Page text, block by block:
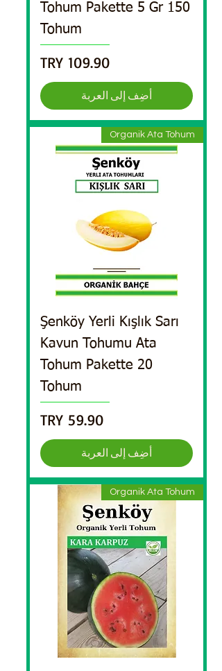
Tohum Pakette 5 Gr 150
Tohum
السعر
أضِف إلى العربة
Organik Ata Tohum
Şenköy Yerli Kışlık Sarı
Kavun Tohumu Ata
Tohum Pakette 20
Tohum
السعر
أضِف إلى العربة
Organik Ata Tohum